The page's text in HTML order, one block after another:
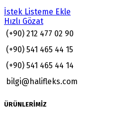
İstek Listeme Ekle
Hızlı Gözat
(+90) 212 477 02 90
(+90) 541 465 44 15
(+90) 541 465 44 14
bilgi@halifleks.com
ÜRÜNLERİMİZ